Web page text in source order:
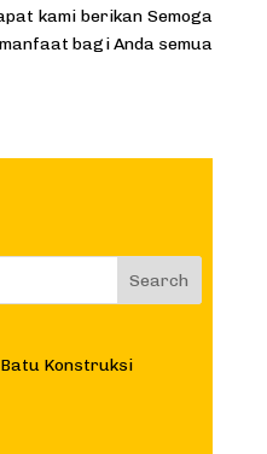
kami berikan Semoga
bagi Anda semua
Konstruksi